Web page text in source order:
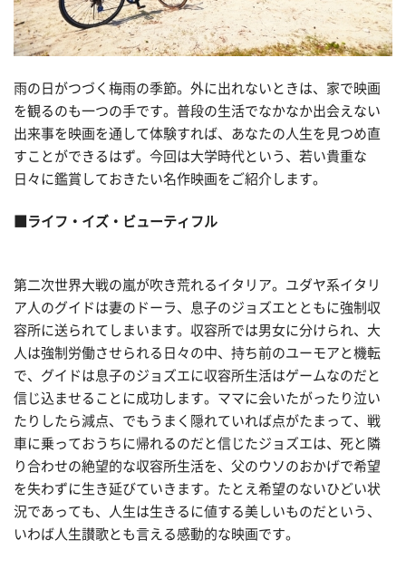
雨の日がつづく梅雨の季節。外に出れないときは、家で映画
を観るのも一つの手です。普段の生活でなかなか出会えない
出来事を映画を通して体験すれば、あなたの人生を見つめ直
すことができるはず。今回は大学時代という、若い貴重な
日々に鑑賞しておきたい名作映画をご紹介します。
■ライフ・イズ・ビューティフル
第二次世界大戦の嵐が吹き荒れるイタリア。ユダヤ系イタリ
ア人のグイドは妻のドーラ、息子のジョズエとともに強制収
容所に送られてしまいます。収容所では男女に分けられ、大
人は強制労働させられる日々の中、持ち前のユーモアと機転
で、グイドは息子のジョズエに収容所生活はゲームなのだと
信じ込ませることに成功します。ママに会いたがったり泣い
たりしたら減点、でもうまく隠れていれば点がたまって、戦
車に乗っておうちに帰れるのだと信じたジョズエは、死と隣
り合わせの絶望的な収容所生活を、父のウソのおかげで希望
を失わずに生き延びていきます。たとえ希望のないひどい状
況であっても、人生は生きるに値する美しいものだという、
いわば人生讃歌とも言える感動的な映画です。